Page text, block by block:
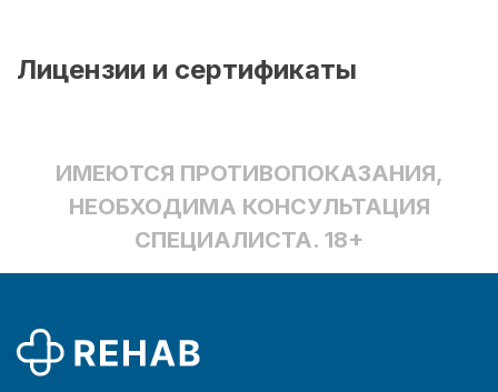
Лицензии и сертификаты
ИМЕЮТСЯ ПРОТИВОПОКАЗАНИЯ,
НЕОБХОДИМА КОНСУЛЬТАЦИЯ
СПЕЦИАЛИСТА. 18+